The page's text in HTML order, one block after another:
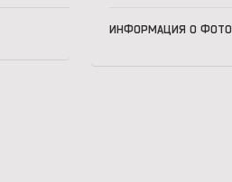
ИНФОРМАЦИЯ О ФОТО